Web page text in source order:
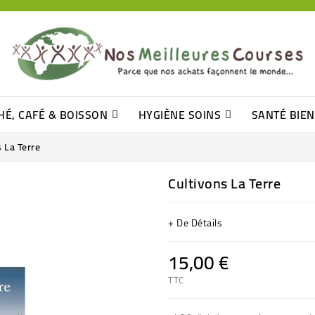
CAFÉ & BOISSON HYGIÈNE SOINS SANTÉ
Terre
Cultivons La Terre
+ De Détails
15,00 €
TTC